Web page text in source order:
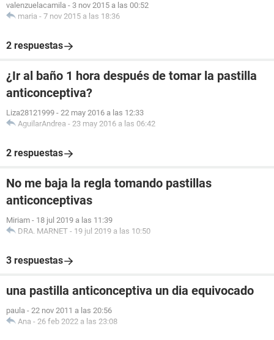
valenzuelacamila - 3 nov 2015 a las 00:52
maria - 7 nov 2015 a las 18:36
2 respuestas
¿Ir al baño 1 hora después de tomar la pastilla
anticonceptiva?
Liza28121999 - 22 may 2016 a las 12:33
AguilarAndrea - 23 may 2016 a las 06:42
2 respuestas
No me baja la regla tomando pastillas
anticonceptivas
Miriam - 18 jul 2019 a las 11:39
DRA. MARNET - 19 jul 2019 a las 10:50
3 respuestas
una pastilla anticonceptiva un dia equivocado
paula - 22 nov 2011 a las 20:56
Ana - 26 feb 2022 a las 23:08